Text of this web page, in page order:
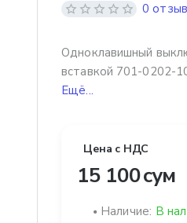
Одноклавишный
вставкой 701-0202-
Ещё...
0
Цена с НДС
15 100 сум
Наличие: В